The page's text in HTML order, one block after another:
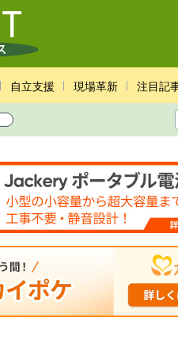
自立支援 現場革新 注目記